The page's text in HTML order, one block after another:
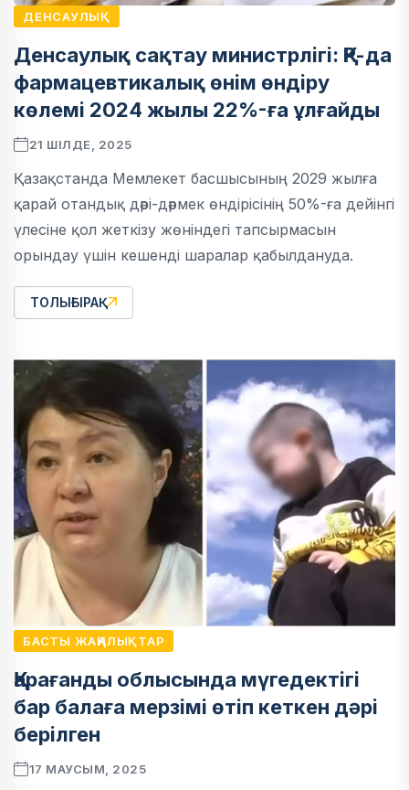
ДЕНСАУЛЫҚ
Денсаулық сақтау министрлігі: ҚР-да
фармацевтикалық өнім өндіру
көлемі 2024 жылы 22%-ға ұлғайды
21 ШІЛДЕ, 2025
Қазақстанда Мемлекет басшысының 2029 жылға
қарай отандық дәрі-дәрмек өндірісінің 50%-ға дейінгі
үлесіне қол жеткізу жөніндегі тапсырмасын
орындау үшін кешенді шаралар қабылдануда.
ТОЛЫҒЫРАҚ
БАСТЫ ЖАҢАЛЫҚТАР
Қарағанды облысында мүгедектігі
бар балаға мерзімі өтіп кеткен дәрі
берілген
17 МАУСЫМ, 2025